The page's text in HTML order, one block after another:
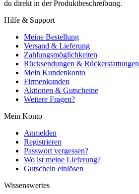
du direkt in der Produktbeschreibung.
Hilfe & Support
Meine Bestellung
Versand & Lieferung
Zahlungsmöglichkeiten
Rücksendungen & Rückerstattungen
Mein Kundenkonto
Firmenkunden
Aktionen & Gutscheine
Weitere Fragen?
Mein Konto
Anmelden
Registrieren
Passwort vergessen?
Wo ist meine Lieferung?
Gutschein einlösen
Wissenswertes